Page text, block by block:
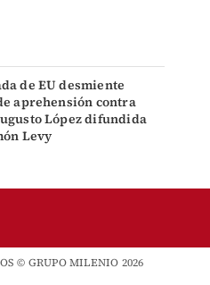
de EU desmiente
aprehensión contra
López difundida
Levy
© GRUPO MILENIO 2026